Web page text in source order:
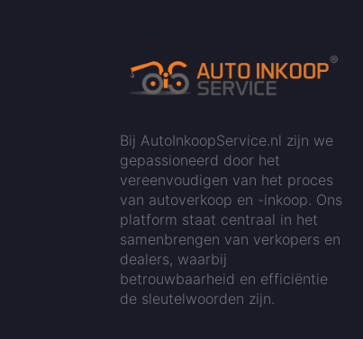
Bij AutoInkoopService.nl zijn we
gepassioneerd door het
vereenvoudigen van het proces
van autoverkoop en -inkoop. Ons
platform staat centraal in het
samenbrengen van verkopers en
dealers, waarbij
betrouwbaarheid en efficiëntie
de sleutelwoorden zijn.